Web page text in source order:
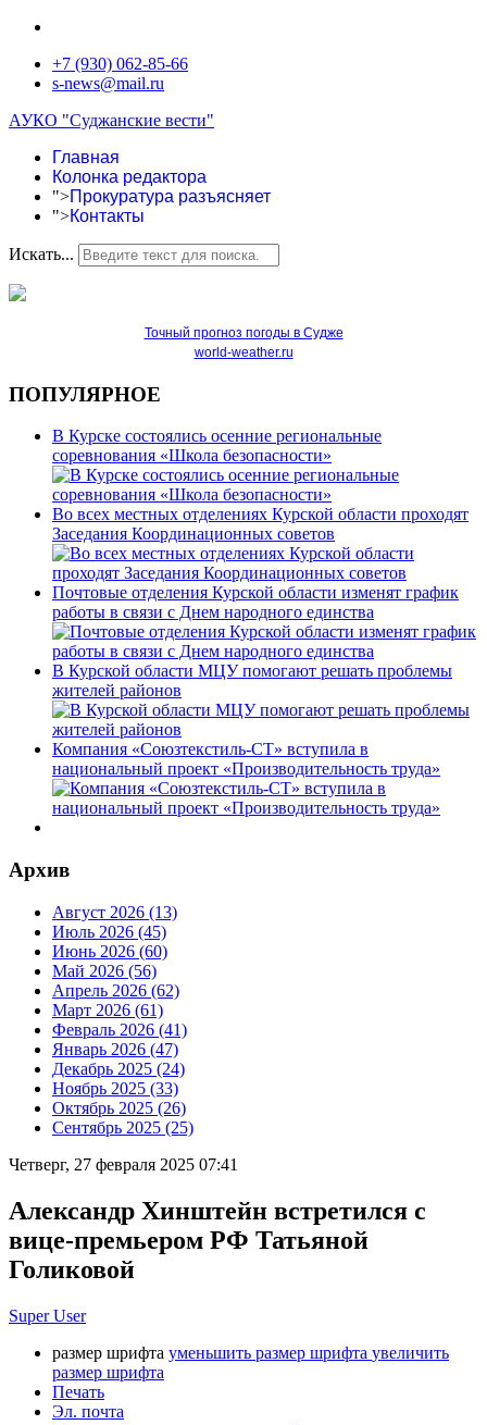
+7 (930) 062-85-66
s-news@mail.ru
АУКО "Суджанские вести"
Главная
Колонка редактора
">Прокуратура разъясняет
">Контакты
Искать...
Точный прогноз погоды в Судже
world-weather.ru
ПОПУЛЯРНОЕ
В Курске состоялись осенние региональные
соревнования «Школа безопасности»
Во всех местных отделениях Курской области проходят
Заседания Координационных советов
Почтовые отделения Курской области изменят график
работы в связи с Днем народного единства
В Курской области МЦУ помогают решать проблемы
жителей районов
Компания «Союзтекстиль-СТ» вступила в
национальный проект «Производительность труда»
Архив
Август 2026 (13)
Июль 2026 (45)
Июнь 2026 (60)
Май 2026 (56)
Апрель 2026 (62)
Март 2026 (61)
Февраль 2026 (41)
Январь 2026 (47)
Декабрь 2025 (24)
Ноябрь 2025 (33)
Октябрь 2025 (26)
Сентябрь 2025 (25)
Четверг, 27 февраля 2025 07:41
Александр Хинштейн встретился с
вице-премьером РФ Татьяной
Голиковой
Super User
размер шрифта уменьшить размер шрифта увеличить
размер шрифта
Печать
Эл. почта